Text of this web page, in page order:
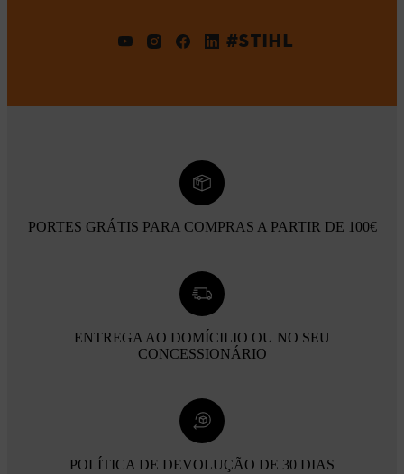
#STIHL
PORTES GRÁTIS PARA COMPRAS A PARTIR DE 100€
ENTREGA AO DOMÍCILIO OU NO SEU
CONCESSIONÁRIO
POLÍTICA DE DEVOLUÇÃO DE 30 DIAS